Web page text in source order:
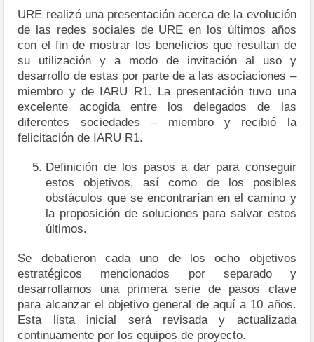
URE realizó una presentación acerca de la evolución
de las redes sociales de URE en los últimos años
con el fin de mostrar los beneficios que resultan de
su utilización y a modo de invitación al uso y
desarrollo de estas por parte de a las asociaciones –
miembro y de IARU R1. La presentación tuvo una
excelente acogida entre los delegados de las
diferentes sociedades – miembro y recibió la
felicitación de IARU R1.
Definición de los pasos a dar para conseguir
estos objetivos, así como de los posibles
obstáculos que se encontrarían en el camino y
la proposición de soluciones para salvar estos
últimos.
Se debatieron cada uno de los ocho objetivos
estratégicos mencionados por separado y
desarrollamos una primera serie de pasos clave
para alcanzar el objetivo general de aquí a 10 años.
Esta lista inicial será revisada y actualizada
continuamente por los equipos de proyecto.